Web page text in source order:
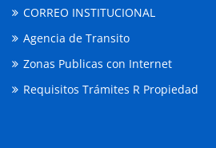
CORREO INSTITUCIONAL
Agencia de Transito
Zonas Publicas con Internet
Requisitos Trámites R Propiedad